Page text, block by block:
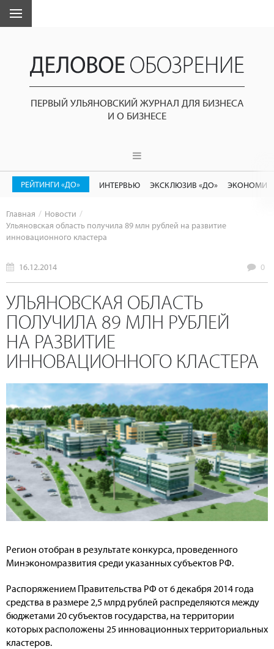
ПЕРВЫЙ УЛЬЯНОВСКИЙ ЖУРНАЛ ДЛЯ БИЗНЕСА
И О БИЗНЕСЕ
РЕЙТИНГИ «ДО» ИНТЕРВЬЮ ЭКСКЛЮЗИВ «ДО»
Главная
Новости
Ульяновская область получила 89 млн рублей на развитие
инновационного кластера
16.12.2014 0
УЛЬЯНОВСКАЯ ОБЛАСТЬ
ПОЛУЧИЛА 89 МЛН РУБЛЕЙ
НА РАЗВИТИЕ
ИННОВАЦИОННОГО КЛАСТЕРА
Регион отобран в результате конкурса, проведенного
Минэкономразвития среди указанных субъектов РФ.
Распоряжением Правительства РФ от 6 декабря 2014 года
средства в размере 2,5 млрд рублей распределяются между
бюджетами 20 субъектов государства, на территории
которых расположены 25 инновационных территориальных
кластеров.